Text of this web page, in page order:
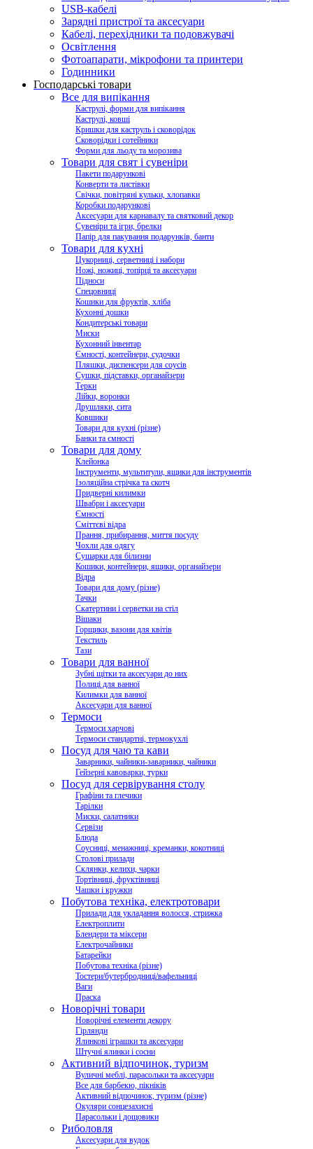
USB-кабелі
Зарядні пристрої та аксесуари
Кабелі, перехідники та подовжувачі
Освітлення
Фотоапарати, мікрофони та принтери
Годинники
Господарські товари
Все для випікання
Каструлі, форми для випікання
Каструлі, ковші
Кришки для каструль і сковорідок
Сковорідки і сотейники
Форми для льоду та морозива
Товари для свят і сувеніри
Пакети подарункові
Конверти та листівки
Свічки, повітряні кульки, хлопавки
Коробки подарункові
Аксесуари для карнавалу та святковий декор
Сувеніри та ігри, брелки
Папір для пакування подарунків, банти
Товари для кухні
Цукорниці, серветниці і набори
Ножі, ножиці, топірці та аксесуари
Підноси
Спецовниці
Кошики для фруктів, хліба
Кухонні дошки
Кондитерські товари
Миски
Кухонний інвентар
Ємності, контейнери, судочки
Пляшки, диспенсери для соусів
Сушки, підставки, органайзери
Терки
Лійки, воронки
Друшляки, сита
Ковшики
Товари для кухні (різне)
Банки та ємності
Товари для дому
Клейонка
Інструменти, мультитули, ящики для інструментів
Ізоляційна стрічка та скотч
Придверні килимки
Швабри і аксесуари
Ємності
Сміттєві відра
Прання, прибирання, миття посуду
Чохли для одягу
Сушарки для білизни
Кошики, контейнери, ящики, органайзери
Відра
Товари для дому (різне)
Тачки
Скатертини і серветки на стіл
Вішаки
Горщики, вазони для квітів
Текстиль
Тази
Товари для ванної
Зубні щітки та аксесуари до них
Полиці для ванної
Килимки для ванної
Аксесуари для ванної
Термоси
Термоси харчові
Термоси стандартні, термокухлі
Посуд для чаю та кави
Заварники, чайники-заварники, чайники
Гейзерні кавоварки, турки
Посуд для сервірування столу
Графіни та глечики
Тарілки
Миски, салатники
Сервізи
Блюда
Соусниці, менажниці, креманки, кокотниці
Столові прилади
Склянки, келихи, чарки
Тортівниці, фруктівниці
Чашки і кружки
Побутова техніка, електротовари
Прилади для укладання волосся, стрижка
Електроплити
Блендери та міксери
Електрочайники
Батарейки
Побутова техніка (різне)
Тостери/бутербродниці/вафельниці
Ваги
Праска
Новорічні товари
Новорічні елементи декору
Гірлянди
Ялинкові іграшки та аксесуари
Штучні ялинки і сосни
Активний відпочинок, туризм
Вуличні меблі, парасольки та аксесуари
Все для барбекю, пікніків
Активний відпочинок, туризм (різне)
Окуляри сонцезахисні
Парасольки і дощовики
Риболовля
Аксесуари для вудок